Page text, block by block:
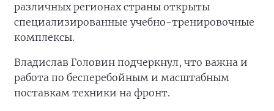
различных регионах страны открыты
специализированные учебно-тренировочные
комплексы.
Владислав Головин подчеркнул, что важна и
работа по бесперебойным и масштабным
поставкам техники на фронт.